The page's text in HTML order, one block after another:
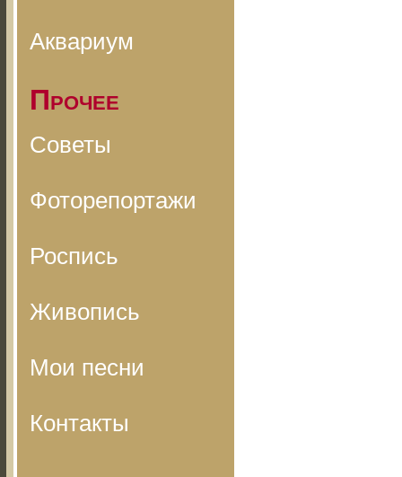
Аквариум
Прочее
Советы
Фоторепортажи
Роспись
Живопись
Мои песни
Контакты